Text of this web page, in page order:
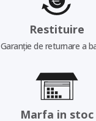
Restituire
Garanție de returnare a
Marfa in stoc